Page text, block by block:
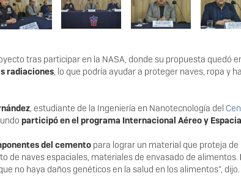
tras participar en la NASA, donde su propuesta quedó
radiaciones, lo que podría ayudar a proteger naves, ropa y
, estudiante de la Ingeniería en Nanotecnología del
participó en el programa Internacional Aéreo y
del cemento para lograr un material que proteja
de naves espaciales, materiales de envasado de alimentos.
no haya daños genéticos en la salud en los alimentos”, dijo.